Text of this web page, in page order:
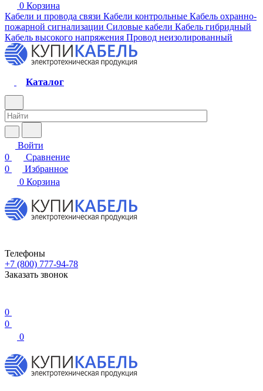
0 Корзина
Кабели и провода связи Кабели контрольные Кабель охранно-
пожарной сигнализации Силовые кабели Кабель гибридный
Кабель высокого напряжения Провод неизолированный
Каталог
Войти
0
Сравнение
0
Избранное
0 Корзина
Телефоны
+7 (800) 777-94-78
Заказать звонок
0
0
0